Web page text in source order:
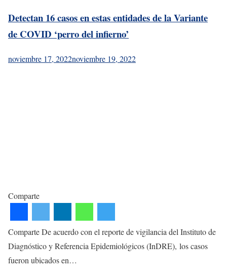
Detectan 16 casos en estas entidades de la Variante
de COVID ‘perro del infierno’
noviembre 17, 2022noviembre 19, 2022
Comparte
Comparte De acuerdo con el reporte de vigilancia del Instituto de
Diagnóstico y Referencia Epidemiológicos (InDRE), los casos
fueron ubicados en…